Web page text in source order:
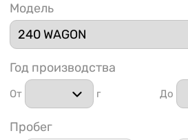
91
Модель
Год производства
От г До
Пробег